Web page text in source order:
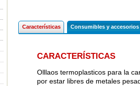
Características Consumibles y accesorios
CARACTERÍSTICAS
Olllaos termoplasticos para la
por estar libres de metales